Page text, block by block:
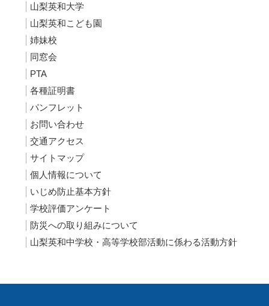
山梨英和大学
山梨英和こども園
姉妹校
同窓会
PTA
各種証明書
パンフレット
お問い合わせ
交通アクセス
サイトマップ
個人情報について
いじめ防止基本方針
学校評価アンケート
防災への取り組みについて
山梨英和中学校・高等学校部活動に係わる活動方針